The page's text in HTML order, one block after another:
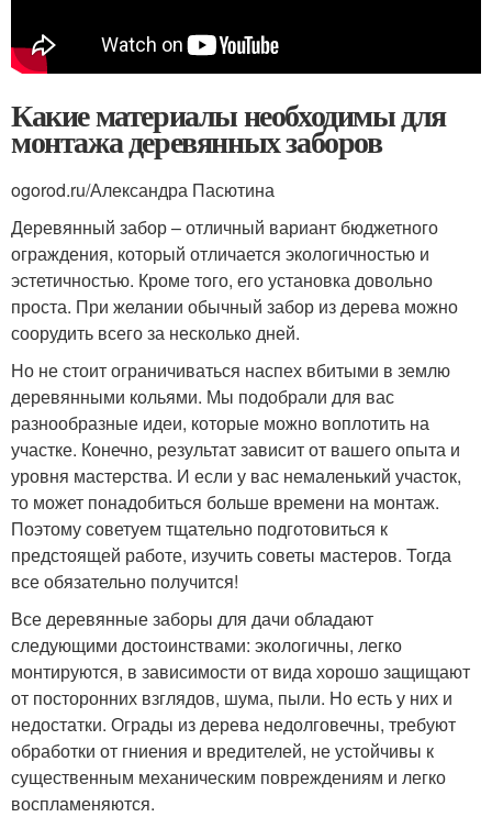
Какие материалы необходимы для
монтажа деревянных заборов
ogorod.ru/Александра Пасютина
Деревянный забор – отличный вариант бюджетного
ограждения, который отличается экологичностью и
эстетичностью. Кроме того, его установка довольно
проста. При желании обычный забор из дерева можно
соорудить всего за несколько дней.
Но не стоит ограничиваться наспех вбитыми в землю
деревянными кольями. Мы подобрали для вас
разнообразные идеи, которые можно воплотить на
участке. Конечно, результат зависит от вашего опыта и
уровня мастерства. И если у вас немаленький участок,
то может понадобиться больше времени на монтаж.
Поэтому советуем тщательно подготовиться к
предстоящей работе, изучить советы мастеров. Тогда
все обязательно получится!
Все деревянные заборы для дачи обладают
следующими достоинствами: экологичны, легко
монтируются, в зависимости от вида хорошо защищают
от посторонних взглядов, шума, пыли. Но есть у них и
недостатки. Ограды из дерева недолговечны, требуют
обработки от гниения и вредителей, не устойчивы к
существенным механическим повреждениям и легко
воспламеняются.